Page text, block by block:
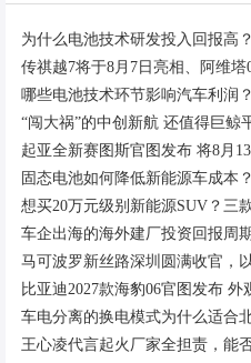
为什么电池技术研发投入回报高？
传祺越7将于8月7日亮相、阿维
哪些电池技术环节影响汽车利润？
“闯大祸”的中创新航 还值得巨鲸
起亚全新赛图斯官图发布 将8月
固态电池如何降低新能源车成本？
想买20万元级别新能源SUV？三
车企出海的海外建厂投资回报周
马可波罗新丝路深圳圆满收官，
比亚迪2027款海豹06官图发布 外
车电分离的换电模式为什么适合
王心凌代言起火厂家全担责，能